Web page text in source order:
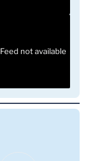
Feed not available